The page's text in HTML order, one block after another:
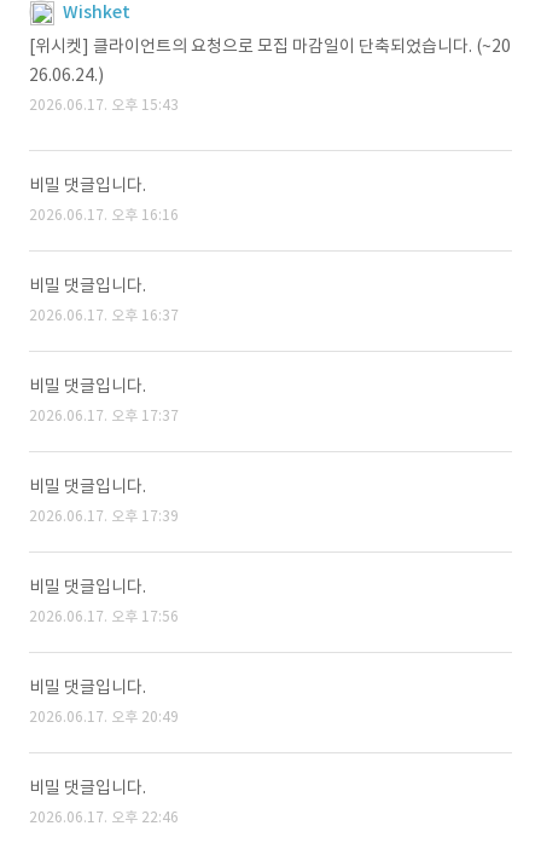
Wishket
[위시켓] 클라이언트의 요청으로 모집 마감일이 단축되었습니다. (~20
26.06.24.)
2026.06.17. 오후 15:43
비밀 댓글입니다.
2026.06.17. 오후 16:16
비밀 댓글입니다.
2026.06.17. 오후 16:37
비밀 댓글입니다.
2026.06.17. 오후 17:37
비밀 댓글입니다.
2026.06.17. 오후 17:39
비밀 댓글입니다.
2026.06.17. 오후 17:56
비밀 댓글입니다.
2026.06.17. 오후 20:49
비밀 댓글입니다.
2026.06.17. 오후 22:46